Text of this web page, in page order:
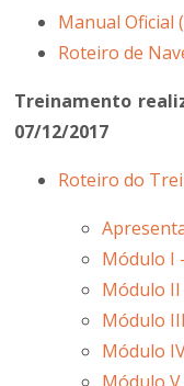
Manual Oficial
Roteiro de
Treinamento
07/12/2017
Roteiro do
Módulo I
Módulo II
Módulo
Módulo